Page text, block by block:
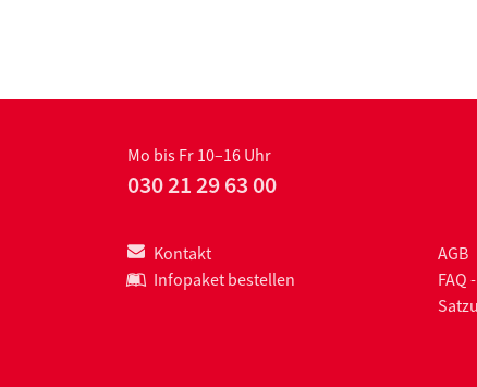
Mo bis Fr 10–16 Uhr
030 21 29 63 00
Kontakt
Infopaket bestellen
AGB
FAQ